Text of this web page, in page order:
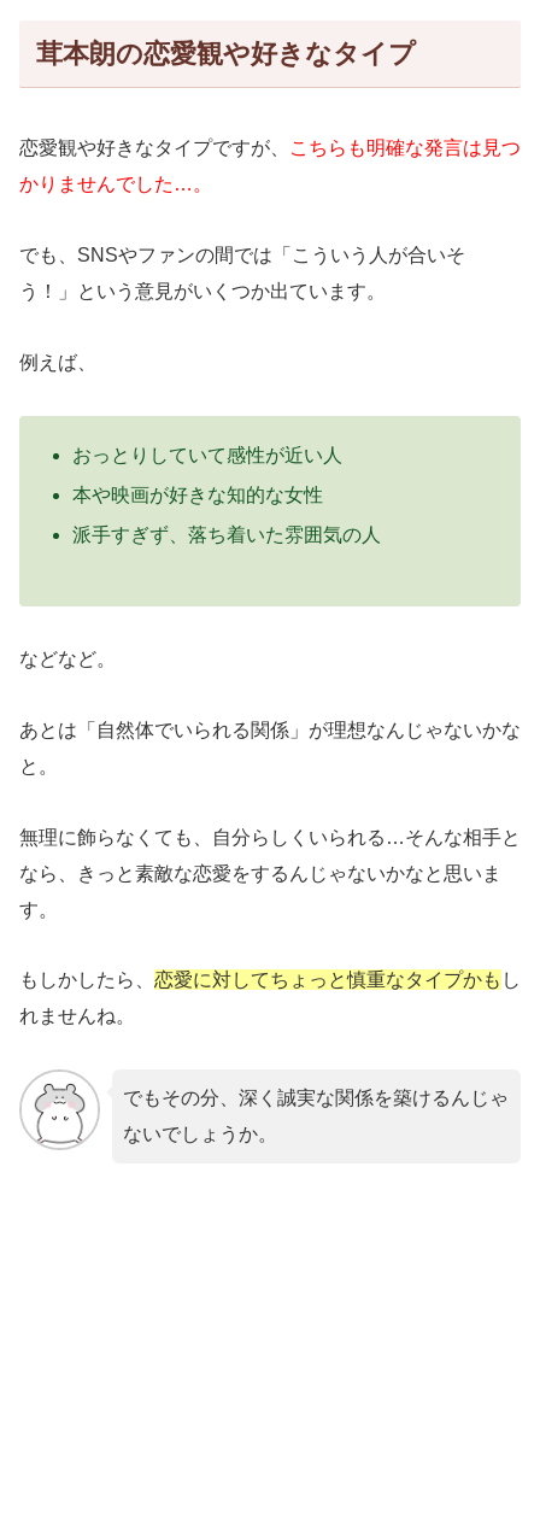
茸本朗の恋愛観や好きなタイプ
恋愛観や好きなタイプですが、
こちらも明確な発言は見つ
かりませんでした…。
でも、SNSやファンの間では「こういう人が合いそ
う！」という意見がいくつか出ています。
例えば、
おっとりしていて感性が近い人
本や映画が好きな知的な女性
派手すぎず、落ち着いた雰囲気の人
などなど。
あとは「自然体でいられる関係」が理想なんじゃないかな
と。
無理に飾らなくても、自分らしくいられる…そんな相手と
なら、きっと素敵な恋愛をするんじゃないかなと思いま
す。
もしかしたら、 恋愛に対してちょっと慎重なタイプかも し
れませんね。
でもその分、深く誠実な関係を築けるんじゃ
ないでしょうか。